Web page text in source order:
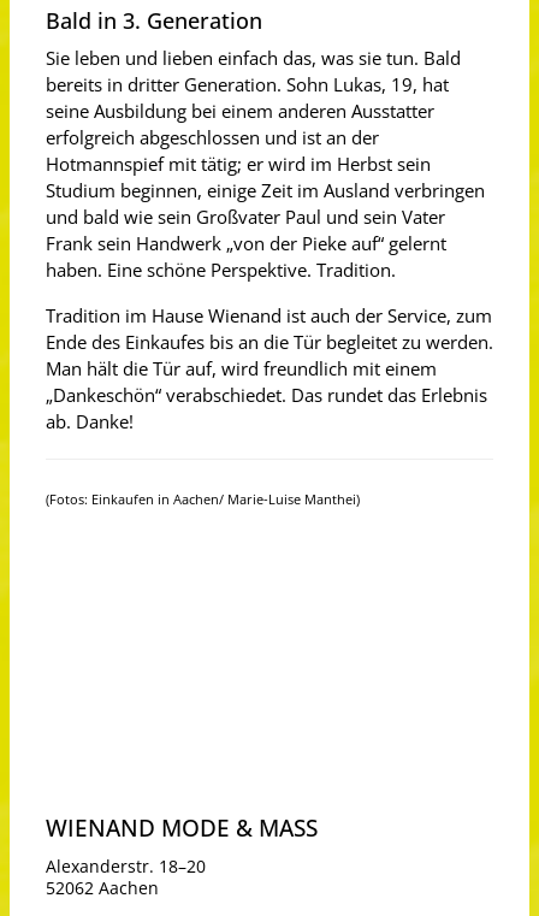
Bald in 3. Generation
Sie leben und lieben einfach das, was sie tun. Bald
bereits in dritter Generation. Sohn Lukas, 19, hat
seine Ausbildung bei einem anderen Ausstatter
erfolgreich abgeschlossen und ist an der
Hotmannspief mit tätig; er wird im Herbst sein
Studium beginnen, einige Zeit im Ausland verbringen
und bald wie sein Großvater Paul und sein Vater
Frank sein Handwerk „von der Pieke auf“ gelernt
haben. Eine schöne Perspektive. Tradition.
Tradition im Hause Wienand ist auch der Service, zum
Ende des Einkaufes bis an die Tür begleitet zu werden.
Man hält die Tür auf, wird freundlich mit einem
„Dankeschön“ verabschiedet. Das rundet das Erlebnis
ab. Danke!
(Fotos: Einkaufen in Aachen/ Marie-Luise Manthei)
WIENAND MODE & MASS
Alexanderstr. 18–20
52062 Aachen